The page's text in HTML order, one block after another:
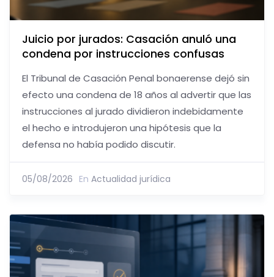
Juicio por jurados: Casación anuló una
condena por instrucciones confusas
El Tribunal de Casación Penal bonaerense dejó sin
efecto una condena de 18 años al advertir que las
instrucciones al jurado dividieron indebidamente
el hecho e introdujeron una hipótesis que la
defensa no había podido discutir.
05/08/2026 En Actualidad jurídica